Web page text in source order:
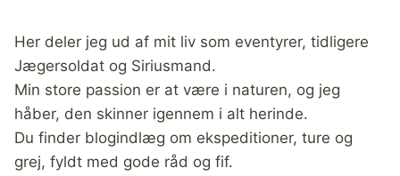
Her deler jeg ud af mit liv som eventyrer, tidligere
Jægersoldat og Siriusmand.
Min store passion er at være i naturen, og jeg
håber, den skinner igennem i alt herinde.
Du finder blogindlæg om ekspeditioner, ture og
grej, fyldt med gode råd og fif.